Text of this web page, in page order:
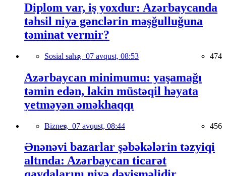
Diplom var, iş yoxdur: Azərbaycanda
təhsil niyə gənclərin məşğulluğuna
təminat vermir?
Sosial sahə, 07 avqust, 08:53 474
Azərbaycan minimumu: yaşamağı
təmin edən, lakin müstəqil həyata
yetməyən əməkhaqqı
Biznes, 07 avqust, 08:44 456
Ənənəvi bazarlar şəbəkələrin təzyiqi
altında: Azərbaycan ticarət